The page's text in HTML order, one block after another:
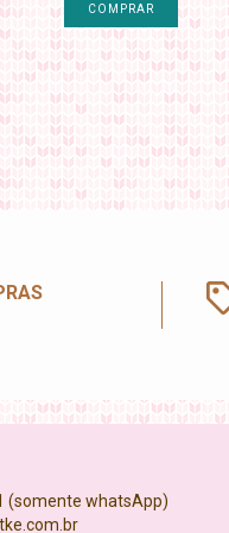
COMPRAR
(somente whatsApp)